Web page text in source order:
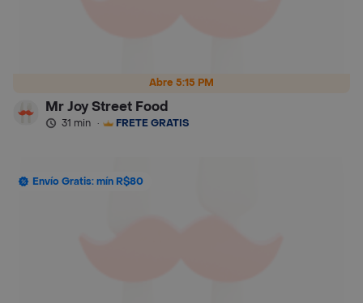
Abre 5:15 PM
Mr Joy Street Food
31 min · FRETE GRÁTIS
Envío Gratis: mín R$80